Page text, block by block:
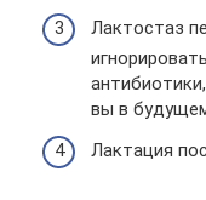
Лактостаз
вы в
Лактация